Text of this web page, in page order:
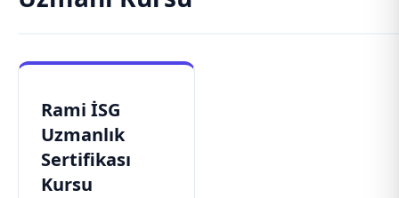
Rami İSG
Uzmanlık
Sertifikası
Kursu